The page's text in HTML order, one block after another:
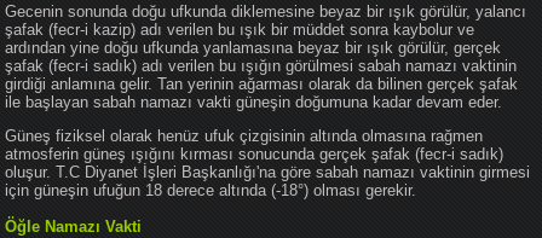
Gecenin sonunda doğu ufkunda diklemesine beyaz bir ışık görülür, yalancı
şafak (fecr-i kazip) adı verilen bu ışık bir müddet sonra kaybolur ve
ardından yine doğu ufkunda yanlamasına beyaz bir ışık görülür, gerçek
şafak (fecr-i sadık) adı verilen bu ışığın görülmesi sabah namazı vaktinin
girdiği anlamına gelir. Tan yerinin ağarması olarak da bilinen gerçek şafak
ile başlayan sabah namazı vakti güneşin doğumuna kadar devam eder.
Güneş fiziksel olarak henüz ufuk çizgisinin altında olmasına rağmen
atmosferin güneş ışığını kırması sonucunda gerçek şafak (fecr-i sadık)
oluşur. T.C Diyanet İşleri Başkanlığı'na göre sabah namazı vaktinin girmesi
için güneşin ufuğun 18 derece altında (-18°) olması gerekir.
Öğle Namazı Vakti